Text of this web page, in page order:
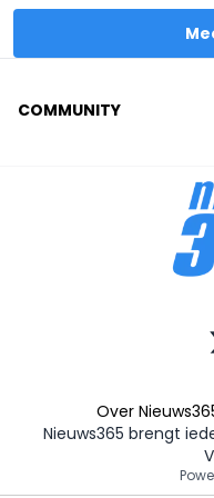
COMMUNITY
Over
Nieuws365 brengt